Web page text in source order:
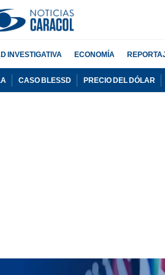
INVESTIGATIVA ECONOMÍA
CASO BLESSD PRECIO DEL DÓLAR